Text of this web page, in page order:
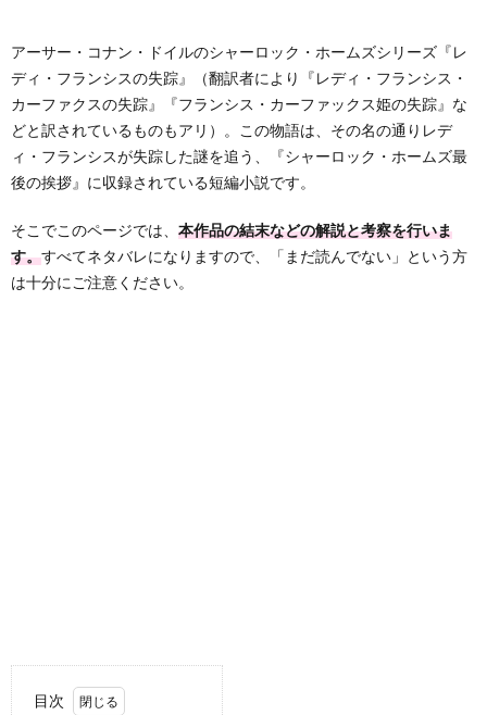
アーサー・コナン・ドイルのシャーロック・ホームズシリーズ『レ
ディ・フランシスの失踪』（翻訳者により『レディ・フランシス・
カーファクスの失踪』『フランシス・カーファックス姫の失踪』な
どと訳されているものもアリ）。この物語は、その名の通りレデ
ィ・フランシスが失踪した謎を追う、『シャーロック・ホームズ最
後の挨拶』に収録されている短編小説です。
そこでこのページでは、 本作品の結末などの解説と考察を行いま
す。すべてネタバレになりますので、「まだ読んでない」という方
は十分にご注意ください。
目次